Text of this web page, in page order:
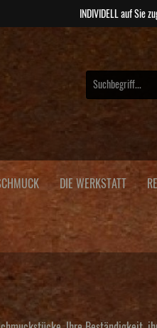
INDIVIDELL auf Sie
DIE WERKSTATT